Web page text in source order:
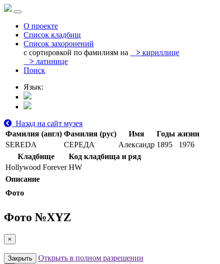
О проекте
Список кладбищ
Список захоронений
с сортировкой по фамилиям на
> кириллице
> латинице
Поиск
Язык:
Назад на сайт музея
Фамилия (англ) Фамилия (рус) Имя
Годы жизни
SEREDA
СЕРЕДА Александр 1895
1976
Кладбище
Код кладбища и ряд
Hollywood Forever HW
Описание
Фото
Фото №XYZ
×
Закрыть Открыть в полном разрешении